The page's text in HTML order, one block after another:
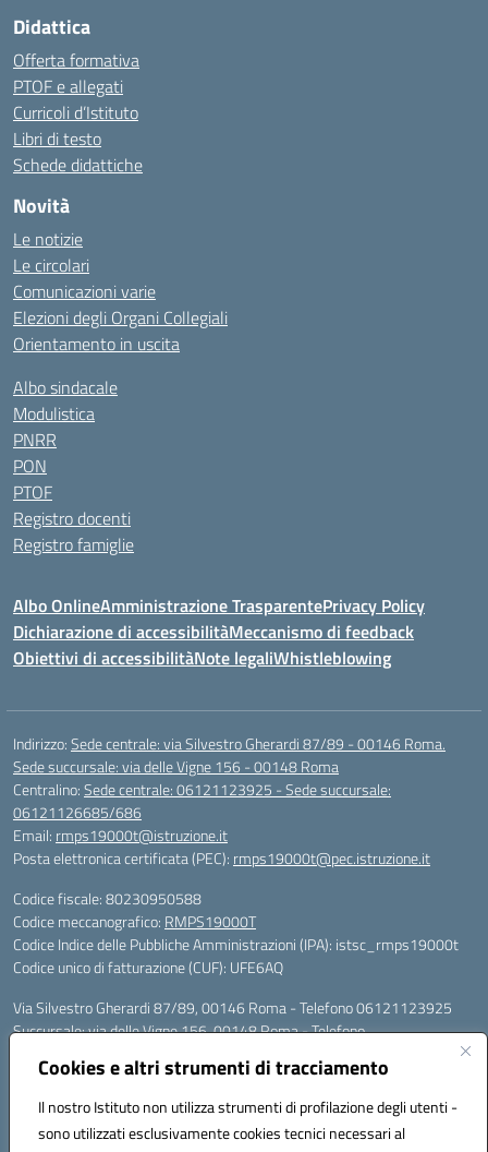
Cookies e altri strumenti di tracciamento
Il nostro Istituto non utilizza strumenti di profilazione degli utenti -
sono utilizzati esclusivamente cookies tecnici necessari al
Didattica
Offerta formativa
PTOF e allegati
Curricoli d’Istituto
Libri di testo
Schede didattiche
Novità
Le notizie
Le circolari
Comunicazioni varie
Elezioni degli Organi Collegiali
Orientamento in uscita
Albo sindacale
Modulistica
PNRR
PON
PTOF
Registro docenti
Registro famiglie
Albo OnlineAmministrazione TrasparentePrivacy Policy
Dichiarazione di accessibilitàMeccanismo di feedback
Obiettivi di accessibilitàNote legaliWhistleblowing
Indirizzo:Sede centrale: via Silvestro Gherardi 87/89 - 00146 Roma.
Sede succursale: via delle Vigne 156 - 00148 Roma
Centralino:Sede centrale: 06121123925 - Sede succursale:
06121126685/686
Email: rmps19000t@istruzione.it
Posta elettronica certificata (PEC): rmps19000t@pec.istruzione.it
Codice fiscale: 80230950588
Codice meccanografico: RMPS19000T
Codice Indice delle Pubbliche Amministrazioni (IPA): istsc_rmps19000t
Codice unico di fatturazione (CUF): UFE6AQ
Via Silvestro Gherardi 87/89, 00146 Roma - Telefono 06121123925
Succursale: via delle Vigne 156, 00148 Roma - Telefono
Mail: rmps19000t@istruzione.it - PEC: rmps19000t@pec.istruzione.it
Per contatti con il Dirigente Scolastico, utilizzare esclusivamente
Codice univoco ufficio: UFE6AQ